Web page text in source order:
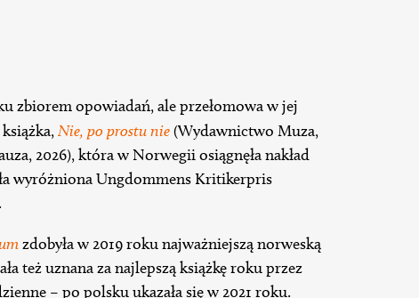
zbiorem opowiadań, ale przełomowa w jej
Nie, po prostu nie(Wydawnictwo Muza,
2026), która w Norwegii osiągnęła nakład
wyróżniona Ungdommens Kritikerpris
zdobyła w 2019 roku najważniejszą norweską
też uznana za najlepszą książkę roku przez
– po polsku ukazała się w 2021 roku.